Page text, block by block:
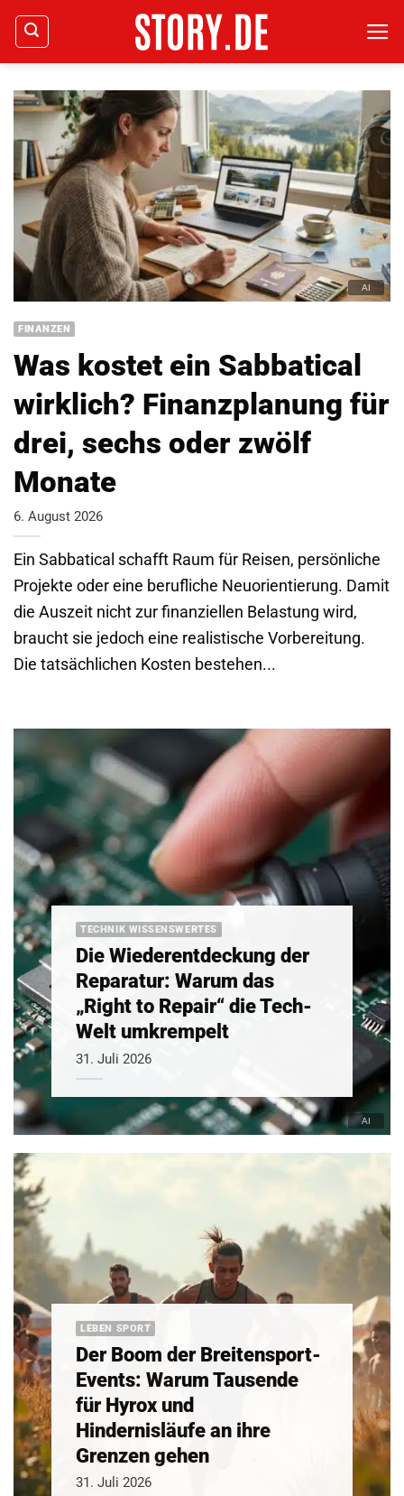
Zum
Inhalt
springen
FINANZEN
Was kostet ein Sabbatical
wirklich? Finanzplanung für
drei, sechs oder zwölf
Monate
6. August 2026
Ein Sabbatical schafft Raum für Reisen, persönliche
Projekte oder eine berufliche Neuorientierung. Damit
die Auszeit nicht zur finanziellen Belastung wird,
braucht sie jedoch eine realistische Vorbereitung.
Die tatsächlichen Kosten bestehen...
TECHNIK WISSENSWERTES
Die Wiederentdeckung der
Reparatur: Warum das
„Right to Repair“ die Tech-
Welt umkrempelt
31. Juli 2026
LEBEN SPORT
Der Boom der Breitensport-
Events: Warum Tausende
für Hyrox und
Hindernisläufe an ihre
Grenzen gehen
31. Juli 2026